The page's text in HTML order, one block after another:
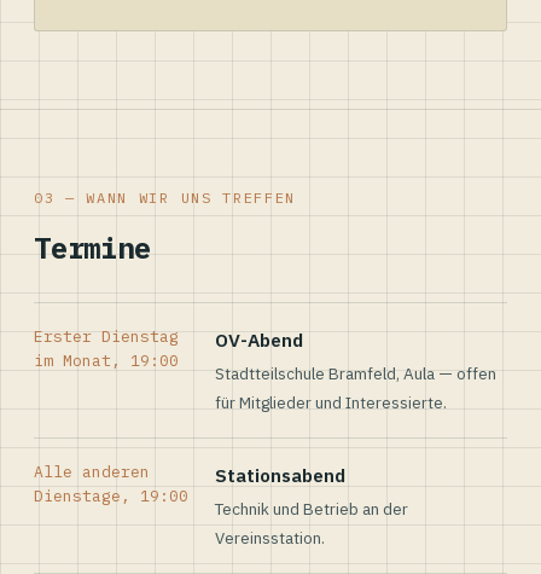
03 — WANN WIR UNS TREFFEN
Termine
Erster Dienstag
im Monat, 19:00
OV-Abend
Stadtteilschule Bramfeld, Aula — offen
für Mitglieder und Interessierte.
Alle anderen
Dienstage, 19:00
Stationsabend
Technik und Betrieb an der
Vereinsstation.